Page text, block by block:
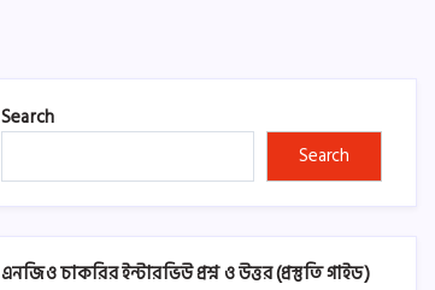
Search
Search
এনজিও চাকরির ইন্টারভিউ প্রশ্ন ও উত্তর (প্রস্তুতি গাইড)